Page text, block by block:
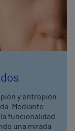
y entropión
Mediante
funcionalidad
una mirada